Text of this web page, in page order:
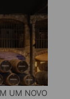
UM NOVO